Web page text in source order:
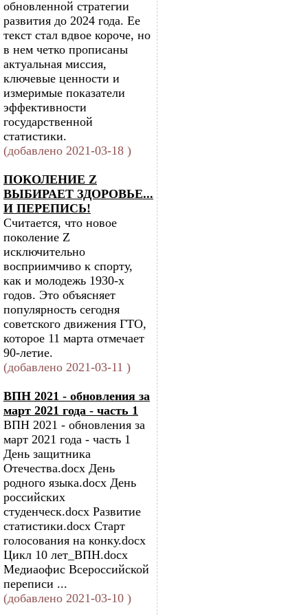
обновленной стратегии
развития до 2024 года. Ее
текст стал вдвое короче, но
в нем четко прописаны
актуальная миссия,
ключевые ценности и
измеримые показатели
эффективности
государственной
статистики.
(добавлено 2021-03-18 )
ПОКОЛЕНИЕ Z
ВЫБИРАЕТ ЗДОРОВЬЕ...
И ПЕРЕПИСЬ!
Считается, что новое
поколение Z
исключительно
восприимчиво к спорту,
как и молодежь 1930-х
годов. Это объясняет
популярность сегодня
советского движения ГТО,
которое 11 марта отмечает
90-летие.
(добавлено 2021-03-11 )
ВПН 2021 - обновления за
март 2021 года - часть 1
ВПН 2021 - обновления за
март 2021 года - часть 1
День защитника
Отечества.docx День
родного языка.docx День
российских
студенческ.docx Развитие
статистики.docx Старт
голосования на конку.docx
Цикл 10 лет_ВПН.docx
Медиаофис Всероссийской
переписи ...
(добавлено 2021-03-10 )